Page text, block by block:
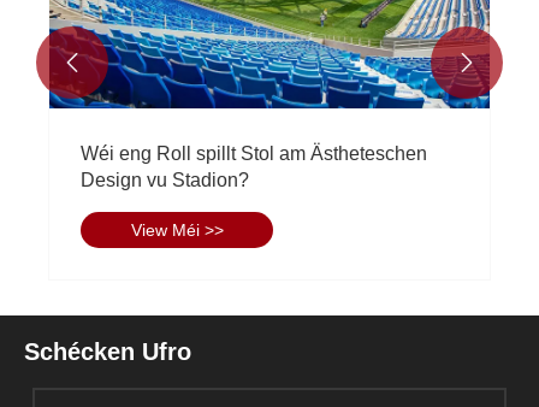
Den Zhao Binye vun der Eihe Steel
Structure Group huet den Éierentitel "2024
Structure Industry" gewonnen.
View Méi >>
 
Schécken Ufro